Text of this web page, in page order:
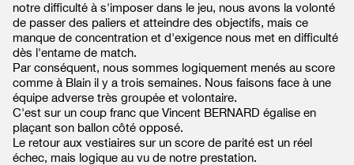
notre difficulté à s'imposer dans le jeu, nous avons la volonté
de passer des paliers et atteindre des objectifs, mais ce
manque de concentration et d'exigence nous met en difficulté
dès l'entame de match.
Par conséquent, nous sommes logiquement menés au score
comme à Blain il y a trois semaines. Nous faisons face à une
équipe adverse très groupée et volontaire.
C'est sur un coup franc que Vincent BERNARD égalise en
plaçant son ballon côté opposé.
Le retour aux vestiaires sur un score de parité est un réel
échec, mais logique au vu de notre prestation.